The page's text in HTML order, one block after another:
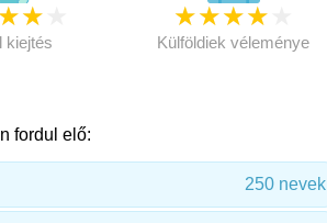
★★
kiejtés
★★★★
Külföldiek véleménye
fordul elő:
250 nevek